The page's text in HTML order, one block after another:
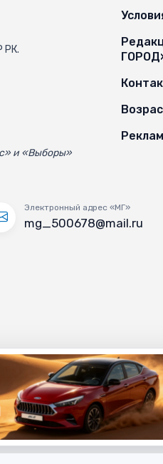
РК.
и «Выборы»
Электронный адрес «МГ»
mg_500678@mail.ru